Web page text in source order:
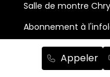
Appeler
Salle de montre
Abonnement à
Service et